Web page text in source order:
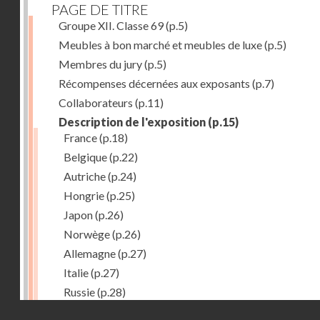
PAGE DE TITRE
Groupe XII. Classe 69(p.5)
Meubles à bon marché et meubles de luxe(p.5)
Membres du jury(p.5)
Récompenses décernées aux exposants (p.7)
Collaborateurs (p.11)
Description de l'exposition (p.15)
France(p.18)
Belgique(p.22)
Autriche(p.24)
Hongrie(p.25)
Japon(p.26)
Norwège(p.26)
Allemagne(p.27)
Italie(p.27)
Russie(p.28)